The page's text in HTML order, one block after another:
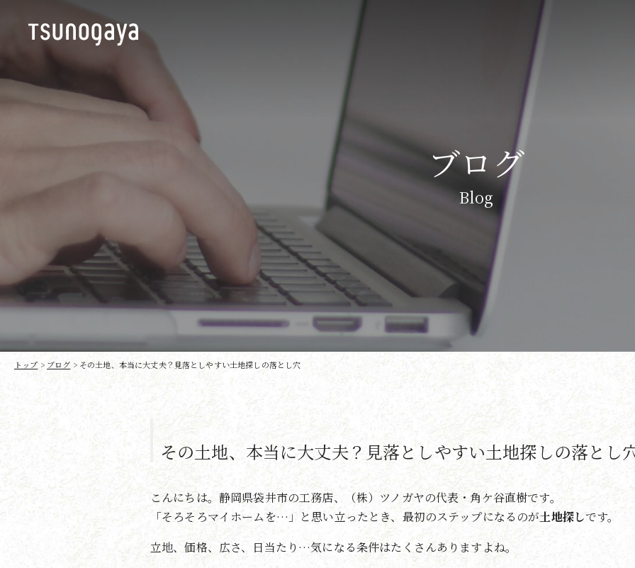
ブログ
Blog
トップ > ブログ > その土地、本当に大丈夫？見落としやすい土地探しの落とし穴
その土地、本当に大丈夫？見落としやすい土地探しの落とし
こんにちは。静岡県袋井市の工務店、（株）ツノガヤの代表・角ケ谷直樹です。
「そろそろマイホームを…」と思い立ったとき、最初のステップになるのが土地探しです。
立地、価格、広さ、日当たり…気になる条件はたくさんありますよね。